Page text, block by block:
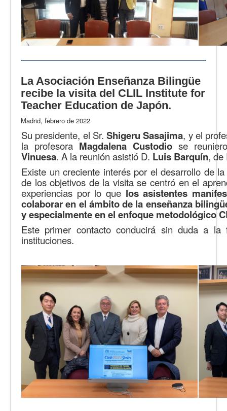
La Asociación Enseñanza Bilingüe
recibe la visita del CLIL Institute for
Teacher Education de Japón.
Madrid, febrero de 2022
Su presidente, el Sr. Shigeru Sasajima, y el
la profesora Magdalena Custodiose
Vinuesa. A la reunión asistió D. Luis Barquín, de
Existe un creciente interés por el desarrollo de
de los objetivos de la visita se centró en el
experiencias por lo que los asistentes
colaborar en el ámbito de la enseñanza
y especialmente en el enfoque metodológico
Este primer contacto conducirá sin duda a
instituciones.